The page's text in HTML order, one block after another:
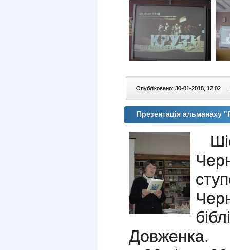
Опубліковано: 30-01-2018, 12:02
Презентація
Довженка.